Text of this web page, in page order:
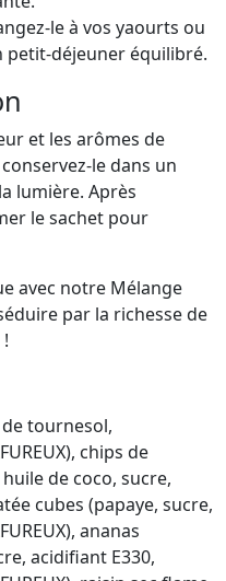
le à vos yaourts ou
petit-déjeuner équilibré.
et les arômes de
le dans un
lumière. Après
le sachet pour
avec notre Mélange
par la richesse de
tournesol,
chips de
de coco, sucre,
cubes (papaye, sucre,
ananas
acidifiant E330,